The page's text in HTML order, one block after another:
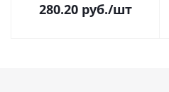
280.20руб./шт